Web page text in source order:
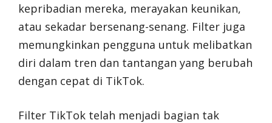
kepribadian mereka, merayakan keunikan,
atau sekadar bersenang-senang. Filter juga
memungkinkan pengguna untuk melibatkan
diri dalam tren dan tantangan yang berubah
dengan cepat di TikTok.
Filter TikTok telah menjadi bagian tak